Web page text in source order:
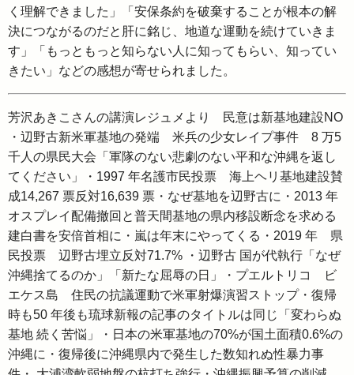
く理解できました」「安保条約を破棄することが根本の解
決につながるのだと肝に銘じ、地道な運動を続けていきま
す」「もっともっと知らない人に知ってもらい、知ってい
きたい」などの感想が寄せられました。
芳沢あきこさんの講演レジュメより
民意は新基地建設NO
・辺野古新米軍基地の発端 米兵の少女レイプ事件 8 万5
千人の県民大会「軍隊のない悲劇のない平和な沖縄を返し
てください」・1997 年名護市民投票 海上ヘリ基地建設賛
成14,267 票反対16,639 票・なぜ基地を辺野古に・2013 年
オスプレイ配備撤回と普天間基地の県内移設断念を求める
建白書を安倍首相に・嵐は年末にやってくる・2019 年 県
民投票 辺野古埋立反対71.7% ・辺野古 国が代執行「なぜ
沖縄捨てるのか」「新たな屈辱の日」・プエルトリコ ビ
エケス島 住民の抗議運動で米軍射爆演習ストップ・復帰
時も50 年後も琉球新報の記事のタイトルは同じ「変わらぬ
基地 続く苦悩」・日本の米軍基地の70%が国土面積0.6%の
沖縄に・復帰後に沖縄県内で発生した数知れぬ性暴力事